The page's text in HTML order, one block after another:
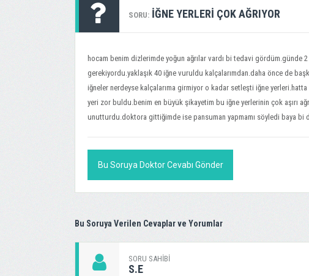
SORU: IĞNE YERLERI ÇOK AĞRIYOR
hocam benim dizlerimde yoğun ağrılar vardı bi tedavi gördüm.günde
gerekiyordu.yaklaşık 40 iğne vuruldu kalçalarımdan.daha önce de
iğneler nerdeyse kalçalarıma girmiyor o kadar setleşti iğne
yeri zor buldu.benim en büyük şikayetim bu iğne yerlerinin çok aşırı
unutturdu.doktora gittiğimde ise pansuman yapmamı söyledi baya bi
Bu Soruya Doktor Cevabı Gönder
Bu Soruya Verilen Cevaplar ve Yorumlar
SORU SAHIBI
S.E